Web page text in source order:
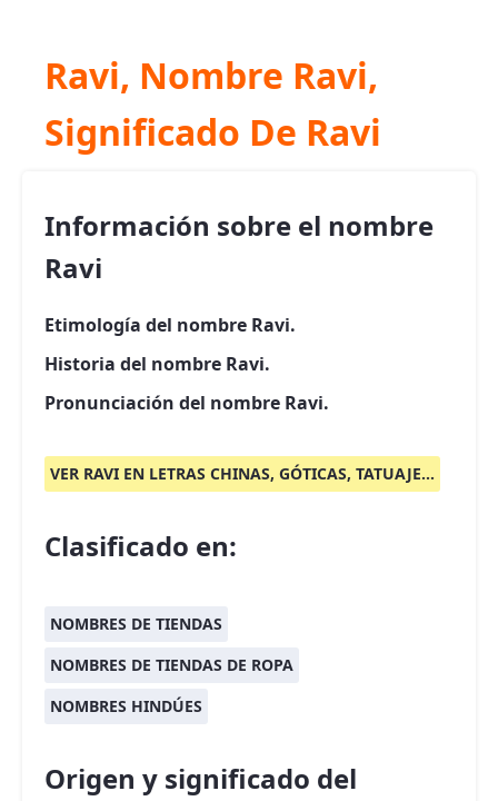
Ravi, Nombre Ravi,
Significado De Ravi
Información sobre el nombre
Ravi
Etimología del nombre Ravi.
Historia del nombre Ravi.
Pronunciación del nombre Ravi.
VER RAVI EN LETRAS CHINAS, GÓTICAS, TATUAJE...
Clasificado en:
NOMBRES DE TIENDAS
NOMBRES DE TIENDAS DE ROPA
NOMBRES HINDÚES
Origen y significado del